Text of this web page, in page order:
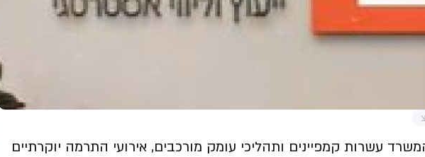
עשרות קמפיינים ותהליכי עומק מורכבים, אירועי התרמה יוקרתיים